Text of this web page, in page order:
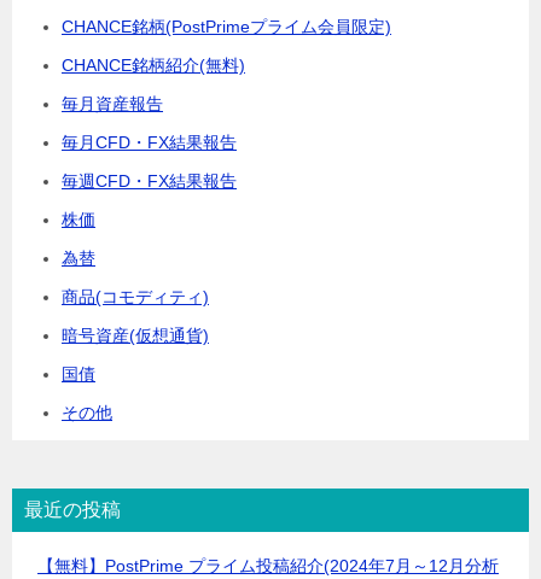
CHANCE銘柄(PostPrimeプライム会員限定)
CHANCE銘柄紹介(無料)
毎月資産報告
毎月CFD・FX結果報告
毎週CFD・FX結果報告
株価
為替
商品(コモディティ)
暗号資産(仮想通貨)
国債
その他
最近の投稿
【無料】PostPrime プライム投稿紹介(2024年7月～12月分析